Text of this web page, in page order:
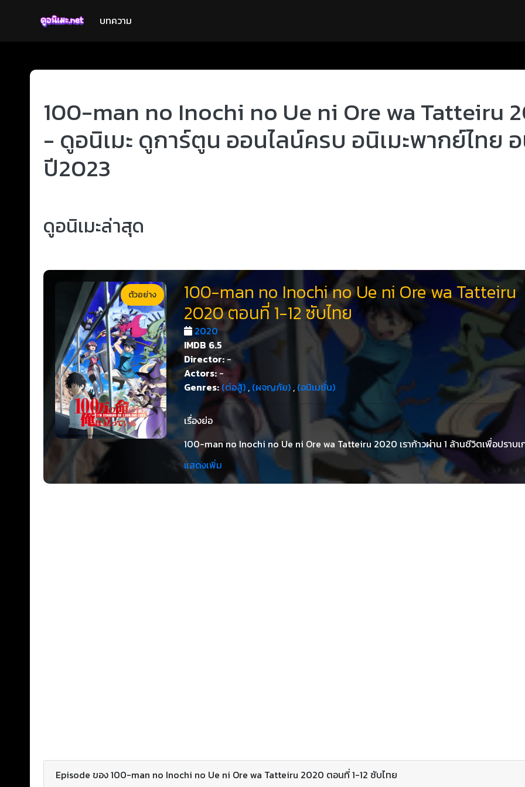
บทความ
100-man no Inochi no Ue ni Ore wa Tatteiru
- ดูอนิเมะ ดูการ์ตูน ออนไลน์ครบ อนิเมะพากย์ไทย
ปี2023
ดูอนิเมะล่าสุด
ตัวอย่าง
100-man no Inochi no Ue ni Ore wa Tatteiru
2020 ตอนที่ 1-12 ซับไทย
2020
IMDB 6.5
Director:-
Actors:-
Genres: (ต่อสู้), (ผจญภัย), (อนิเมชั่น)
เรื่องย่อ
100-man no Inochi no Ue ni Ore wa Tatteiru 2020 เราก้าวผ่าน 1 ล้านชีวิตเพื่อปราบเ
มรณะ ยตสึยะ ยูสึเกะ นักเรียนผู้ชายธรรมด๊าปกติที่วันนึงถูกดึงตัวไปยังโลกแฟนตาซีพร้อม
สาวในห้องอีกสองคน ในโลกนั้นคนแปลกพิกลที่เรียกตัวเองว่าเกมมาสเตอร์ได้บอกมาว่าทั้ง
จำเป็นต้องผ่านเควสท์ในเกมนี้ทั้งยัง 10 ด่านไปให้ได้ โดยบอกกฏต่างๆมาด้วย รวมทั้งถ้าเกิด
แสดงเพิ่ม
Episode ของ 100-man no Inochi no Ue ni Ore wa Tatteiru 2020 ตอนที่ 1-12 ซับไทย